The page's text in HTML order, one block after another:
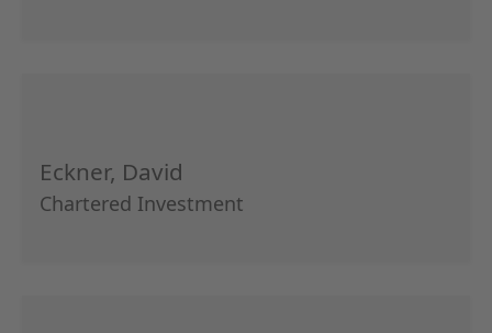
Eckner, David
Chartered Investment